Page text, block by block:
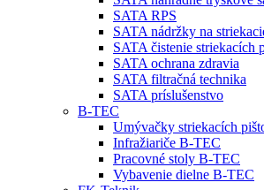
SATA RPS
SATA nádržky na
SATA čistenie striekacích
SATA ochrana zdravia
SATA filtračná technika
SATA príslušenstvo
B-TEC
Umývačky striekacích
Infražiariče B-TEC
Pracovné stoly B-TEC
Vybavenie dielne B-TEC